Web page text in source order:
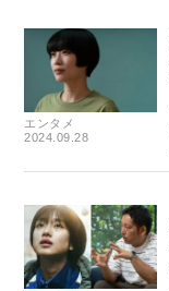
エンタメ
2024.09.28